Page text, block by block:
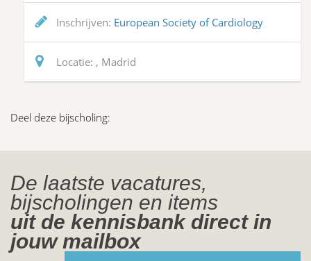
Inschrijven: European Society of Cardiology
Locatie: , Madrid
Deel deze bijscholing:
De laatste vacatures,
bijscholingen en items
uit de kennisbank direct in
jouw mailbox